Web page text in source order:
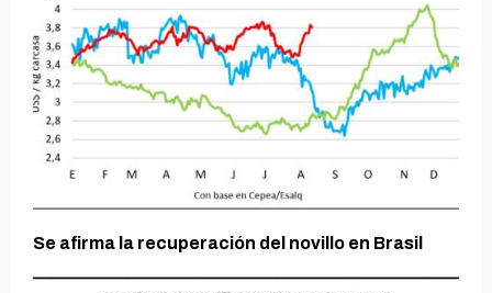
Se afirma la recuperación del novillo en Brasil